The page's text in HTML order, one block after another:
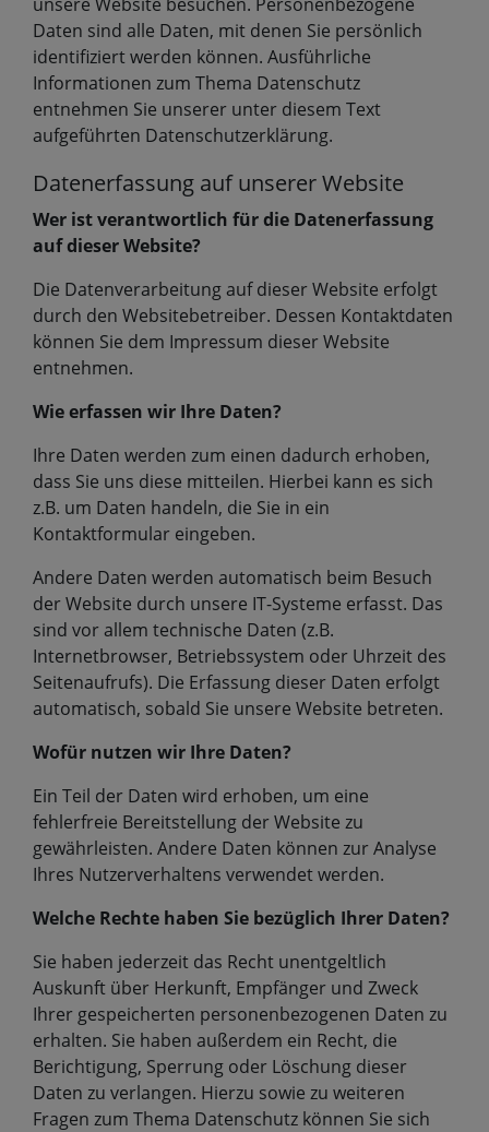
Daten sind alle Daten, mit denen Sie persönlich
identifiziert werden können. Ausführliche
Informationen zum Thema Datenschutz
entnehmen Sie unserer unter diesem Text
aufgeführten Datenschutzerklärung.
Datenerfassung auf unserer Website
Wer ist verantwortlich für die Datenerfassung
auf dieser Website?
Die Datenverarbeitung auf dieser Website erfolgt
durch den Websitebetreiber. Dessen Kontaktdaten
können Sie dem Impressum dieser Website
entnehmen.
Wie erfassen wir Ihre Daten?
Ihre Daten werden zum einen dadurch erhoben,
dass Sie uns diese mitteilen. Hierbei kann es sich
z.B. um Daten handeln, die Sie in ein
Kontaktformular eingeben.
Andere Daten werden automatisch beim Besuch
der Website durch unsere IT-Systeme erfasst. Das
sind vor allem technische Daten (z.B.
Internetbrowser, Betriebssystem oder Uhrzeit des
Seitenaufrufs). Die Erfassung dieser Daten erfolgt
automatisch, sobald Sie unsere Website betreten.
Wofür nutzen wir Ihre Daten?
Ein Teil der Daten wird erhoben, um eine
fehlerfreie Bereitstellung der Website zu
gewährleisten. Andere Daten können zur Analyse
Ihres Nutzerverhaltens verwendet werden.
Welche Rechte haben Sie bezüglich Ihrer Daten?
Sie haben jederzeit das Recht unentgeltlich
Auskunft über Herkunft, Empfänger und Zweck
Ihrer gespeicherten personenbezogenen Daten zu
erhalten. Sie haben außerdem ein Recht, die
Berichtigung, Sperrung oder Löschung dieser
Daten zu verlangen. Hierzu sowie zu weiteren
Fragen zum Thema Datenschutz können Sie sich